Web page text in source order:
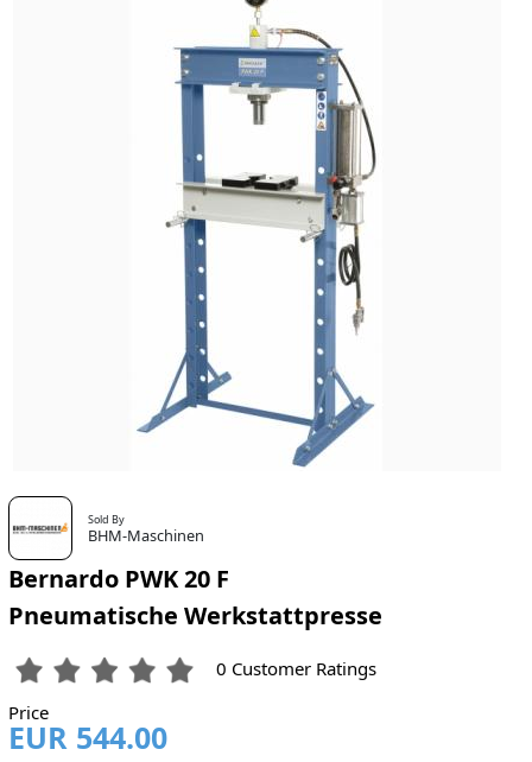
Sold By
BHM-Maschinen
Bernardo PWK 20 F
Pneumatische Werkstattpresse
0 Customer Ratings
Price
EUR 544.00